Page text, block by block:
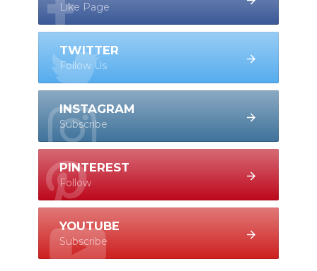
Like Page
TWITTER
Follow Us
INSTAGRAM
Subscribe
PINTEREST
Follow
YOUTUBE
Subscribe